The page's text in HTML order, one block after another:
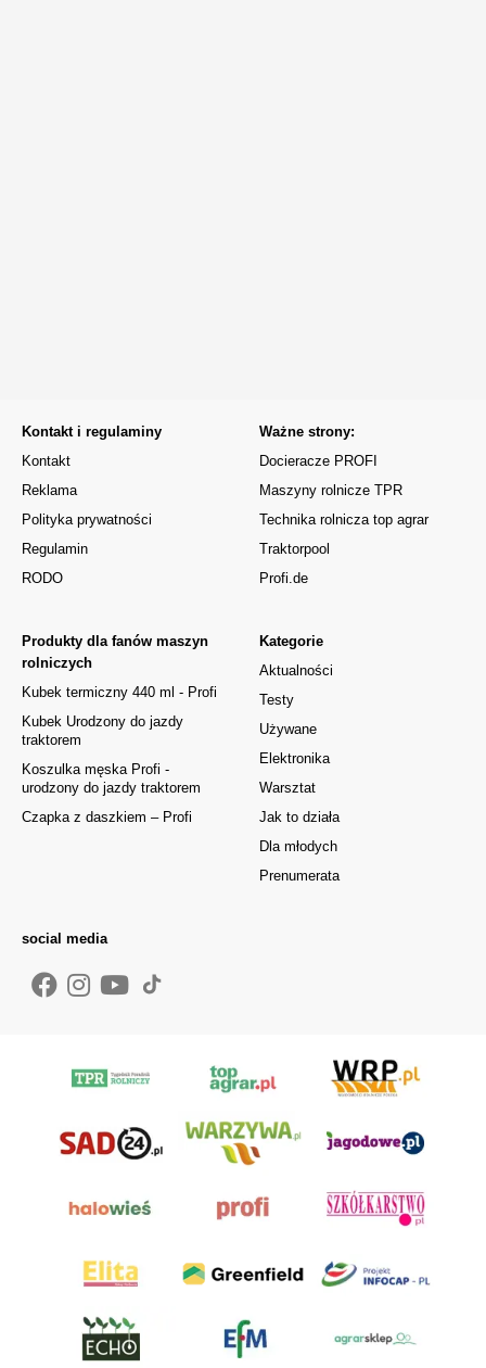
Kontakt i regulaminy
Kontakt
Reklama
Polityka prywatności
Regulamin
RODO
Kategorie
Aktualności
Testy
Używane
Elektronika
Warsztat
Jak to działa
Dla młodych
Prenumerata
Produkty dla fanów maszyn
rolniczych
Kubek termiczny 440 ml - Profi
Kubek Urodzony do jazdy
traktorem
Koszulka męska Profi -
urodzony do jazdy traktorem
Czapka z daszkiem – Profi
Ważne strony:
Docieracze PROFI
Maszyny rolnicze TPR
Technika rolnicza top agrar
Traktorpool
Profi.de
social media